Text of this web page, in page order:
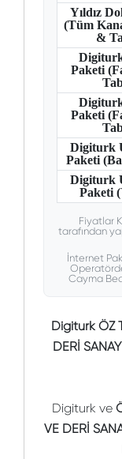
Yıldız
(Tüm
&
Paketi
Paketi
Digiturk
Paketi
Digiturk
Paketi
Fiyatlar
tarafından
İnternet
Cayma
Digiturk ÖZ
DERİ
Digiturk ve
VE DERİ